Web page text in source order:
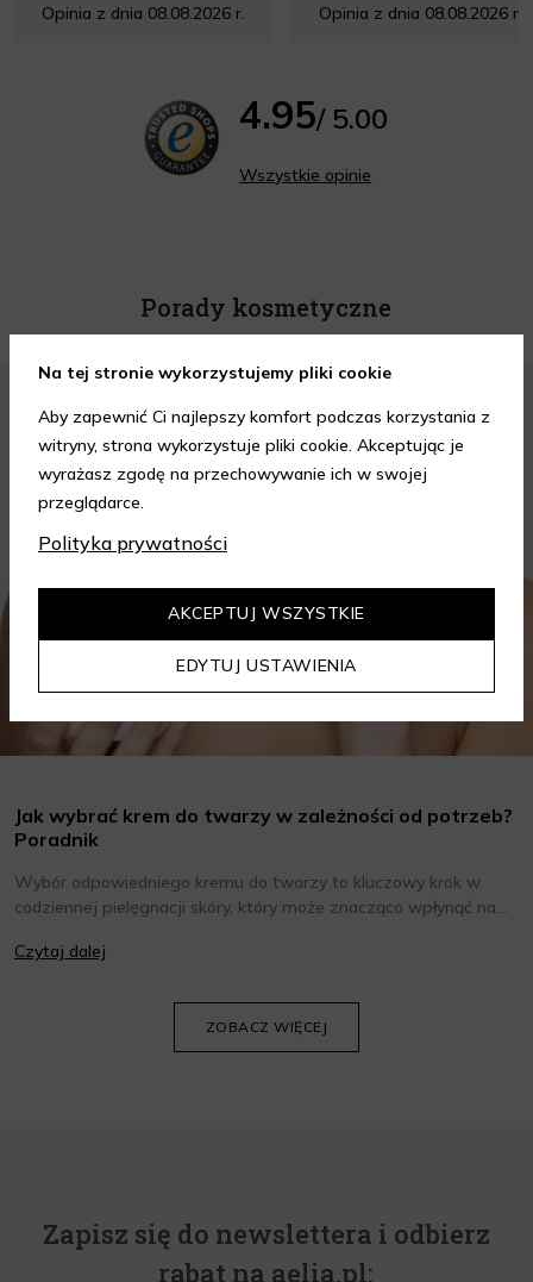
Opinia z dnia 08.08.2026 r. Opinia z dnia 08.08.2026 r.
4.95/ 5.00
Wszystkie opinie
Porady kosmetyczne
KOSMETYKI
Jak wybrać krem do twarzy w zależności od potrzeb?
Poradnik
Wybór odpowiedniego kremu do twarzy to kluczowy krok w
codziennej pielęgnacji skóry, który może znacząco wpłynąć na
oraz wiedzieć, jak dopasować je do potrzeb własnej skóry.
Czytaj dalej
ZOBACZ WIĘCEJ
Zapisz się do newslettera i odbierz
rabat na aelia.pl:
Na tej stronie wykorzystujemy pliki cookie
Aby zapewnić Ci najlepszy komfort podczas korzystania z
witryny, strona wykorzystuje pliki cookie. Akceptując je
wyrażasz zgodę na przechowywanie ich w swojej
przeglądarce.
Polityka prywatności
EDYTUJ USTAWIENIA
AKCEPTUJ WSZYSTKIE